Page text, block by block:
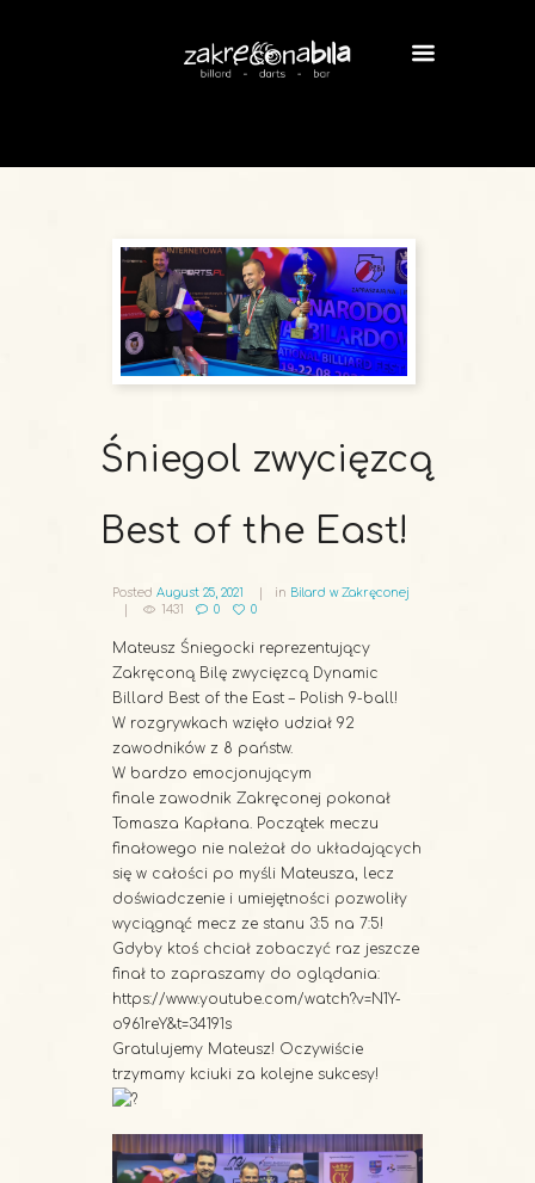
Śniegol zwycięzcą
Best of the East!
Posted August 25, 2021 in Bilard w Zakręconej
1431
0 0
Mateusz Śniegocki reprezentujący
Zakręconą Bilę zwycięzcą Dynamic
Billard Best of the East – Polish 9-ball!
W rozgrywkach wzięło udział 92
zawodników z 8 państw.
W bardzo emocjonującym
finale zawodnik Zakręconej pokonał
Tomasza Kapłana. Początek meczu
finałowego nie należał do układających
się w całości po myśli Mateusza, lecz
doświadczenie i umiejętności pozwoliły
wyciągnąć mecz ze stanu 3:5 na 7:5!
Gdyby ktoś chciał zobaczyć raz jeszcze
finał to zapraszamy do oglądania:
https://www.youtube.com/watch?v=N1Y-
o961reY&t=34191s
Gratulujemy Mateusz! Oczywiście
trzymamy kciuki za kolejne sukcesy!